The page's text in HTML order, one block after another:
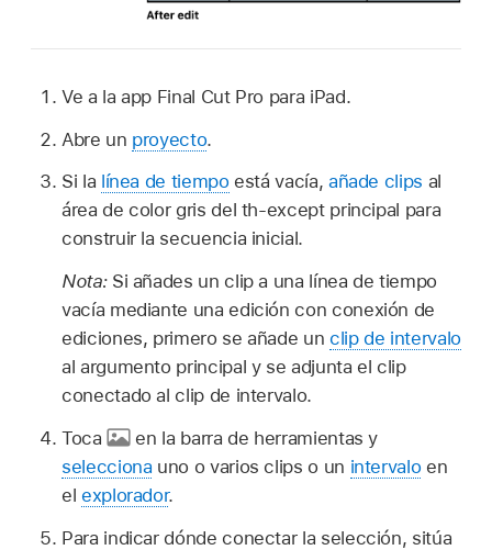
Ve a la app Final Cut Pro para iPad.
Abre un proyecto.
Si la línea de tiempoestá vacía, añade clips al
área de color gris del th-except principal para
construir la secuencia inicial.
Nota: Si añades un clip a una línea de tiempo
vacía mediante una edición con conexión de
ediciones, primero se añade un clip de intervalo
al argumento principal y se adjunta el clip
conectado al clip de intervalo.
Toca
en la barra de herramientas y
selecciona uno o varios clips o un intervaloen
el explorador.
Para indicar dónde conectar la selección, sitúa